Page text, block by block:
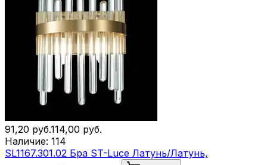
91,20 руб.114,00 руб.
Наличие: 114
SL1167.301.02 Бра ST-Luce Латунь/Латунь,